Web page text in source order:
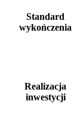
Standard
wykończenia
Realizacja
inwestycji